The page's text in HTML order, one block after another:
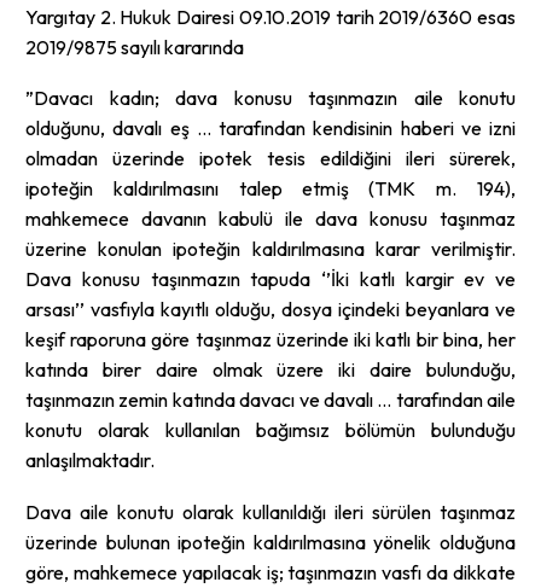
Yargıtay 2. Hukuk Dairesi 09.10.2019 tarih 2019/6360 esas
2019/9875 sayılı kararında
”Davacı kadın; dava konusu taşınmazın aile konutu
olduğunu, davalı eş … tarafından kendisinin haberi ve izni
olmadan üzerinde ipotek tesis edildiğini ileri sürerek,
ipoteğin kaldırılmasını talep etmiş (TMK m. 194),
mahkemece davanın kabulü ile dava konusu taşınmaz
üzerine konulan ipoteğin kaldırılmasına karar verilmiştir.
Dava konusu taşınmazın tapuda ‘’İki katlı kargir ev ve
arsası’’ vasfıyla kayıtlı olduğu, dosya içindeki beyanlara ve
keşif raporuna göre taşınmaz üzerinde iki katlı bir bina, her
katında birer daire olmak üzere iki daire bulunduğu,
taşınmazın zemin katında davacı ve davalı … tarafından aile
konutu olarak kullanılan bağımsız bölümün bulunduğu
anlaşılmaktadır.
Dava aile konutu olarak kullanıldığı ileri sürülen taşınmaz
üzerinde bulunan ipoteğin kaldırılmasına yönelik olduğuna
göre, mahkemece yapılacak iş; taşınmazın vasfı da dikkate